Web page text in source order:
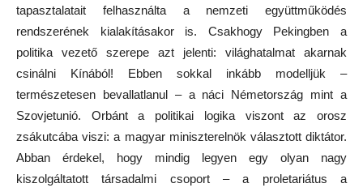
tapasztalatait felhasználta a nemzeti együttműködés
rendszerének kialakításakor is. Csakhogy Pekingben a
politika vezető szerepe azt jelenti: világhatalmat akarnak
csinálni Kínából! Ebben sokkal inkább modelljük –
természetesen bevallatlanul – a náci Németország mint a
Szovjetunió. Orbánt a politikai logika viszont az orosz
zsákutcába viszi: a magyar miniszterelnök választott diktátor.
Abban érdekel, hogy mindig legyen egy olyan nagy
kiszolgáltatott társadalmi csoport – a proletariátus a